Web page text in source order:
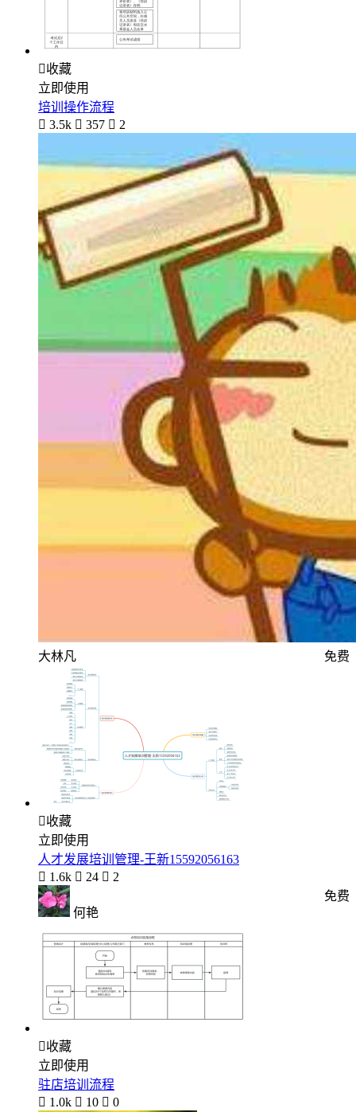
收藏
立即使用
培训操作流程
 3.5k  357  2
大林凡 免费
收藏
立即使用
人才发展培训管理-王新15592056163
 1.6k  24  2
何艳
免费
收藏
立即使用
驻店培训流程
 1.0k  10  0